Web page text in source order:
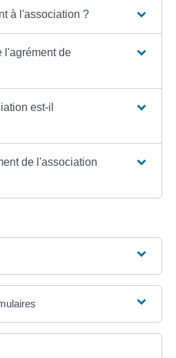
à l'association ?
l'agrément de
est-il
de l'association